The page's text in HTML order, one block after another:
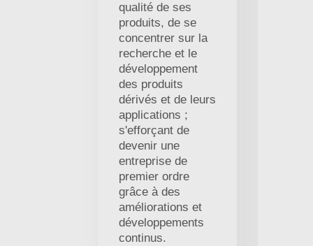
qualité de ses
produits, de se
concentrer sur la
recherche et le
développement
des produits
dérivés et de leurs
applications ;
s'efforçant de
devenir une
entreprise de
premier ordre
grâce à des
améliorations et
développements
continus.